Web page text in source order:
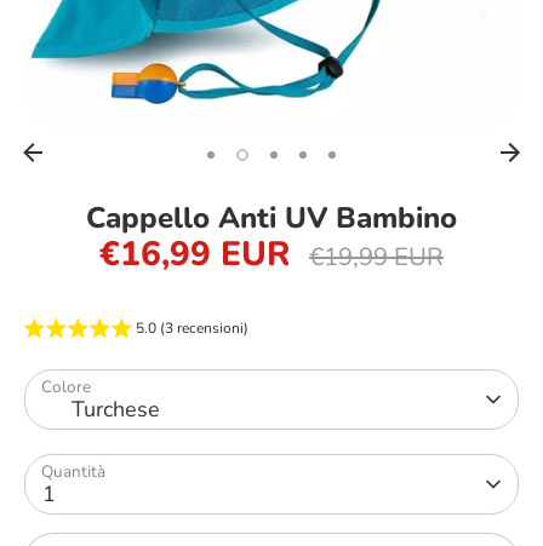
Cappello Anti UV Bambino
€16,99 EUR
Prezzo
€19,99 EUR
5.0 (3 recensioni)
Colore
Turchese
Quantità
1